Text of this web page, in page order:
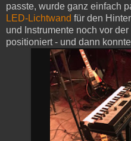
passte, wurde ganz einfach
LED-Lichtwand für den
und Instrumente noch vor
positioniert - und dann